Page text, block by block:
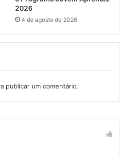
2026
4 de agosto de 2026
publicar um comentário.